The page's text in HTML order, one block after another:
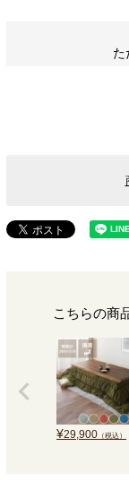
た
こちらの商
¥29,900 （税込）